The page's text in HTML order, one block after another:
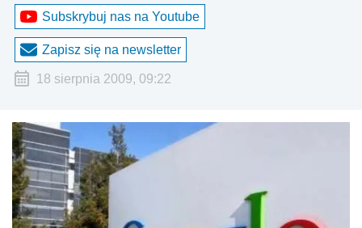
Subskrybuj nas na Youtube
Zapisz się na newsletter
18 sierpnia 2009, 09:22